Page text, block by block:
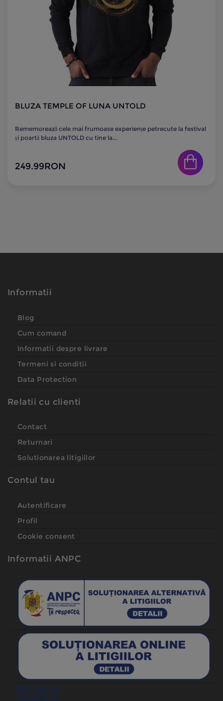
BLUZA TEMPLE OF LUNA UNTOLD
Rememorează cele mai frumoase experiențe petrecute la festival
și poartă bluza UNTOLD cu tine la...
249.99RON
Informatii
Blog
Cum comand
Informatii despre livrare
Termeni si conditii
Data Protection
Relatii cu clienti
Contact
Returnari
Solutionarea litigiilor
Contul tau
Autentificare
Profil
Cookie consent
Informatii ANPC